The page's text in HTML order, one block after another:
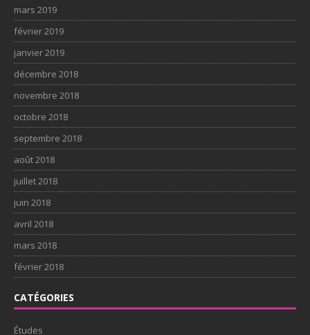
mars 2019
février 2019
janvier 2019
décembre 2018
novembre 2018
octobre 2018
septembre 2018
août 2018
juillet 2018
juin 2018
avril 2018
mars 2018
février 2018
CATÉGORIES
Études